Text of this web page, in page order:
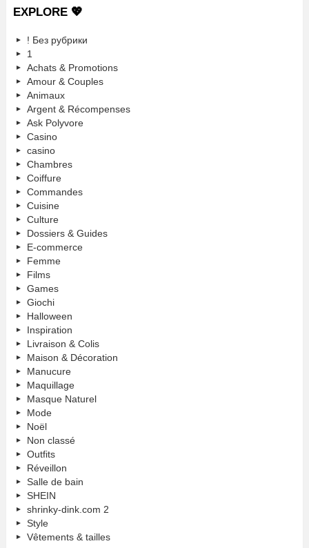
EXPLORE 💖
! Без рубрики
1
Achats & Promotions
Amour & Couples
Animaux
Argent & Récompenses
Ask Polyvore
Casino
casino
Chambres
Coiffure
Commandes
Cuisine
Culture
Dossiers & Guides
E-commerce
Femme
Films
Games
Giochi
Halloween
Inspiration
Livraison & Colis
Maison & Décoration
Manucure
Maquillage
Masque Naturel
Mode
Noël
Non classé
Outfits
Réveillon
Salle de bain
SHEIN
shrinky-dink.com 2
Style
Vêtements & tailles